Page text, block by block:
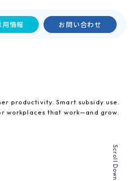
用情報 お問い合わせ
productivity. Smart subsidy use.
workplaces that work—and grow.
Scroll Down